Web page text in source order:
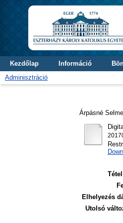
Kezdőlap Információ
Adminisztráció
Árpásné
Elhelyezés
Utolsó